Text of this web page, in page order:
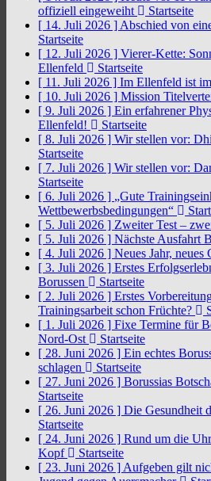
offiziell eingeweiht
Startseite
[ 14. Juli 2026 ] Abschied von
Startseite
[ 12. Juli 2026 ] Vierer-Kette:
Ellenfeld
Startseite
[ 11. Juli 2026 ] Im Ellenfeld ist
[ 10. Juli 2026 ] Mission
[ 9. Juli 2026 ] Ein erfahrener
Ellenfeld!
Startseite
[ 8. Juli 2026 ] Wir stellen vor:
Startseite
[ 7. Juli 2026 ] Wir stellen vor:
Startseite
[ 6. Juli 2026 ] „Gute
Wettbewerbsbedingungen“
[ 5. Juli 2026 ] Zweiter Test –
[ 5. Juli 2026 ] Nächste Ausfahrt
[ 4. Juli 2026 ] Neues Jahr, neues
[ 3. Juli 2026 ] Erstes
Borussen
Startseite
[ 2. Juli 2026 ] Erstes
Trainingsarbeit schon Früchte?
[ 1. Juli 2026 ] Fixe Termine für
Nord-Ost
Startseite
[ 28. Juni 2026 ] Ein echtes
schlagen
Startseite
[ 27. Juni 2026 ] Borussias
Startseite
[ 26. Juni 2026 ] Die Gesundheit
Startseite
[ 24. Juni 2026 ] Rund um die
Kopf
Startseite
[ 23. Juni 2026 ] Aufgeben gilt